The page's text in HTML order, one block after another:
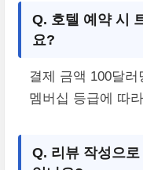
Q. 호텔 예약 시
요?
결제 금액 100달
멤버십 등급에 따
Q. 리뷰 작성으